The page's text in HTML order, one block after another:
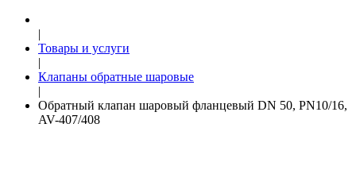
|
Товары и услуги
|
Клапаны обратные шаровые
|
Обратный клапан шаровый фланцевый DN 50, PN10/16,
AV-407/408